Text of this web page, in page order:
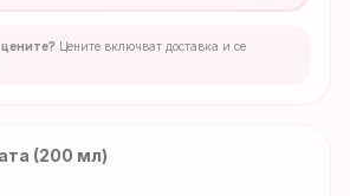
Цените включват доставка и се
(200 мл)